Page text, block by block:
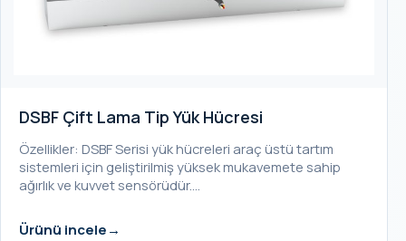
DSBF Çift Lama Tip Yük Hücresi
Özellikler: DSBF Serisi yük hücreleri araç üstü tartım
sistemleri için geliştirilmiş yüksek mukavemete sahip
ağırlık ve kuvvet sensörüdür.…
Ürünü incele